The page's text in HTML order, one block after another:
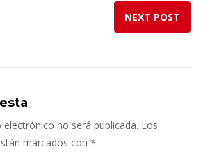
NEXT POST
no será publicada. Los
marcados con *